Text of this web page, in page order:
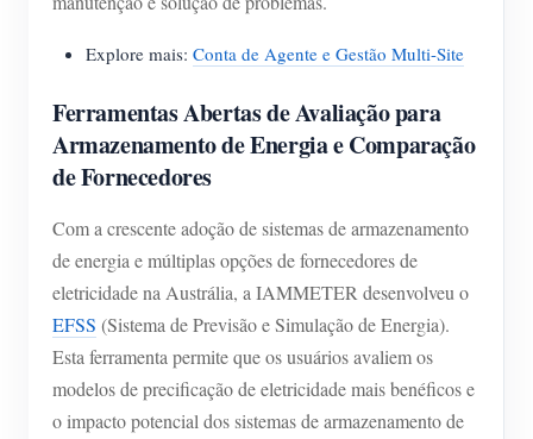
Explore mais: Conta de Agente e Gestão Multi-Site
Ferramentas Abertas de Avaliação para
Armazenamento de Energia e Comparação
de Fornecedores
Com a crescente adoção de sistemas de armazenamento
de energia e múltiplas opções de fornecedores de
eletricidade na Austrália, a IAMMETER desenvolveu o
EFSS (Sistema de Previsão e Simulação de Energia).
Esta ferramenta permite que os usuários avaliem os
modelos de precificação de eletricidade mais benéficos e
o impacto potencial dos sistemas de armazenamento de